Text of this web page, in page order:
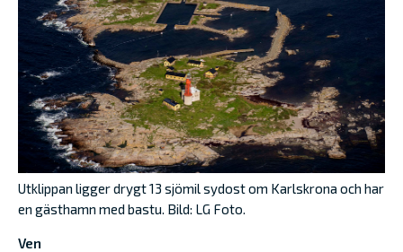
Utklippan ligger drygt 13 sjömil sydost om Karlskrona och har
en gästhamn med bastu. Bild: LG Foto.
Ven